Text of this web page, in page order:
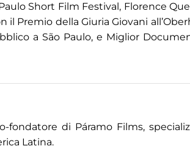
Short Film Festival, Florence
il Premio della Giuria Giovani
a São Paulo, e Miglior
fondatore di Páramo Films,
Latina.